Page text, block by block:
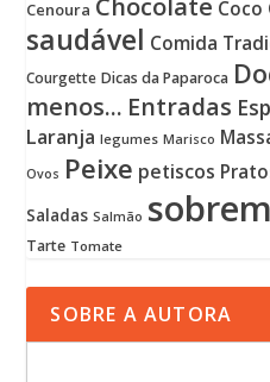
Cenoura Coco
saudável Comida
Courgette Dicas da Paparoca
menos... Entradas
Laranja legumes Marisco
Ovos Peixe petiscos
Saladas Salmão
Tarte Tomate
SOBRE A AUTORA